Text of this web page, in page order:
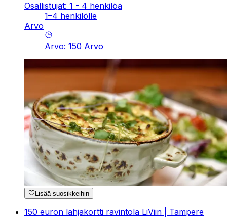
Osallistujat: 1 - 4 henkilöä
1–4 henkilölle
Arvo
Arvo: 150 Arvo
Lisää suosikkeihin
150 euron lahjakortti ravintola LiViin | Tampere